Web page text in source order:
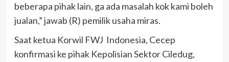
beberapa pihak lain, ga ada masalah kok kami boleh
jualan,” jawab (R) pemilik usaha miras.
Saat ketua Korwil FWJ Indonesia, Cecep
konfirmasi ke pihak Kepolisian Sektor Ciledug,